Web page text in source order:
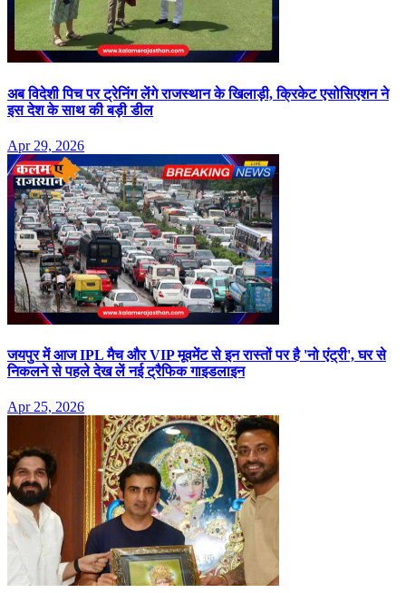
अब विदेशी पिच पर ट्रेनिंग लेंगे राजस्थान के खिलाड़ी, क्रिकेट एसोसिएशन ने
इस देश के साथ की बड़ी डील
Apr 29, 2026
जयपुर में आज IPL मैच और VIP मूवमेंट से इन रास्तों पर है 'नो एंट्री', घर से
निकलने से पहले देख लें नई ट्रैफिक गाइडलाइन
Apr 25, 2026